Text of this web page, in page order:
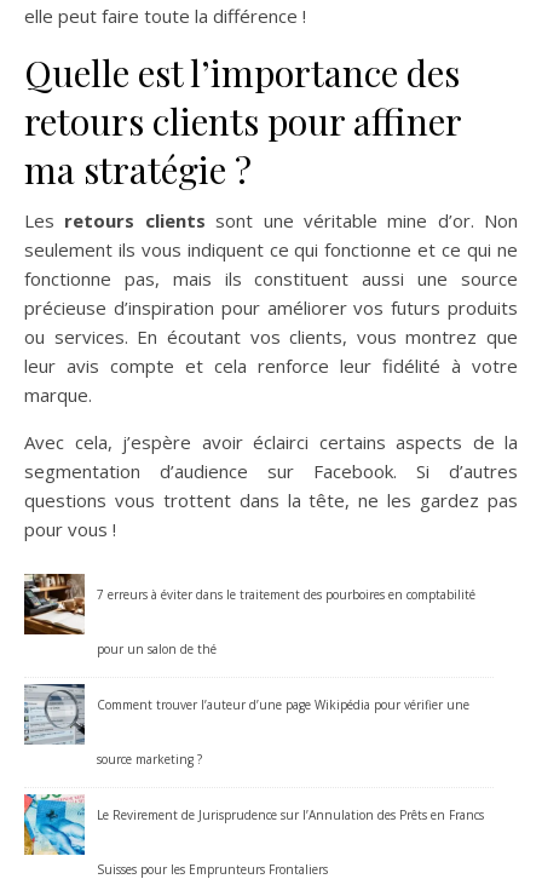
elle peut faire toute la différence !
Quelle est l’importance des
retours clients pour affiner
ma stratégie ?
Les retours clients sont une véritable mine d’or. Non
seulement ils vous indiquent ce qui fonctionne et ce qui ne
fonctionne pas, mais ils constituent aussi une source
précieuse d’inspiration pour améliorer vos futurs produits
ou services. En écoutant vos clients, vous montrez que
leur avis compte et cela renforce leur fidélité à votre
marque.
Avec cela, j’espère avoir éclairci certains aspects de la
segmentation d’audience sur Facebook. Si d’autres
questions vous trottent dans la tête, ne les gardez pas
pour vous !
7 erreurs à éviter dans le traitement des pourboires en comptabilité
pour un salon de thé
Comment trouver l’auteur d’une page Wikipédia pour vérifier une
source marketing ?
Le Revirement de Jurisprudence sur l’Annulation des Prêts en Francs
Suisses pour les Emprunteurs Frontaliers